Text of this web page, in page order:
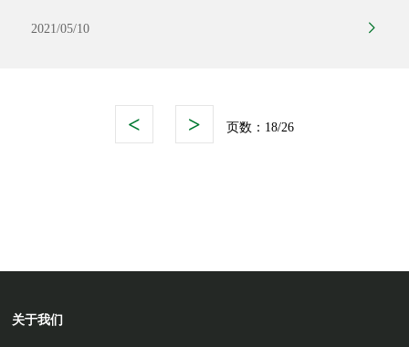
率）。通过此项协议，债务国的债务得以重组而作为交换，债
2021/05/10
< > 页数： 18/26
关于我们